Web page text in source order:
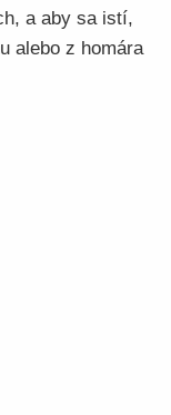
a aby sa istí,
alebo z homára